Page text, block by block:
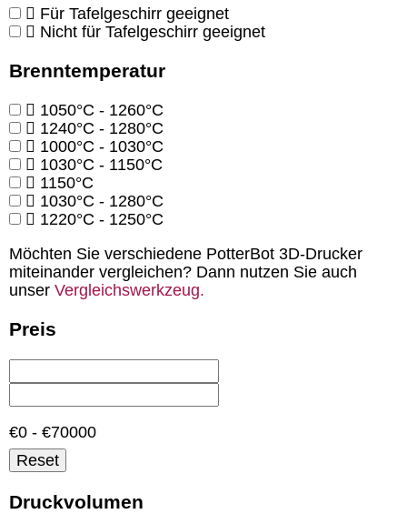
Für Tafelgeschirr geeignet
Nicht für Tafelgeschirr geeignet
Brenntemperatur
1050°C - 1260°C
1240°C - 1280°C
1000°C - 1030°C
1030°C - 1150°C
1150°C
1030°C - 1280°C
1220°C - 1250°C
Möchten Sie verschiedene PotterBot 3D-Drucker
miteinander vergleichen? Dann nutzen Sie auch
unser Vergleichswerkzeug.
Preis
€0 - €70000
Reset
Druckvolumen